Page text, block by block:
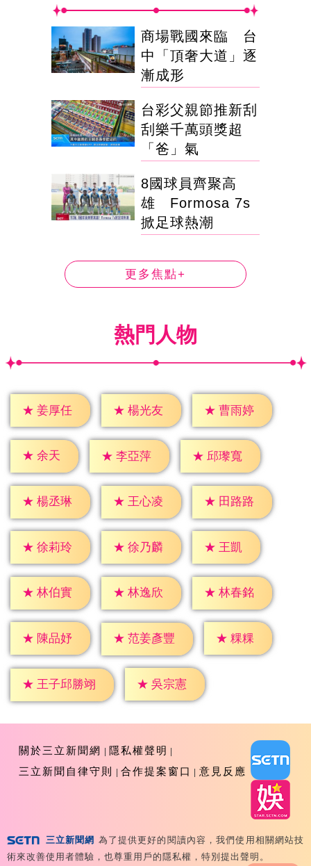
商場戰國來臨 台
中「頂奢大道」逐
漸成形
台彩父親節推新刮
刮樂千萬頭獎超
「爸」氣
8國球員齊聚高
雄 Formosa 7s
掀足球熱潮
更多焦點+
熱門人物
★ 姜厚任 ★ 楊光友 ★ 曹雨婷
★ 余天 ★ 李亞萍 ★ 邱瓈寬
★ 楊丞琳 ★ 王心凌 ★ 田路路
★ 徐莉玲 ★ 徐乃麟 ★ 王凱
★ 林伯實 ★ 林逸欣 ★ 林春銘
★ 陳品妤 ★ 范姜彥豐 ★ 粿粿
★ 王子邱勝翊 ★ 吳宗憲
關於三立新聞網
隱私權聲明
三立新聞自律守則
合作提案窗口 意見反應
Copyright ©2026 Sanlih E-Television All Rights
三立新聞網 為了提供更好的閱讀內容，我們使用相關網站技
術來改善使用者體驗，也尊重用戶的隱私權，特別提出聲明。